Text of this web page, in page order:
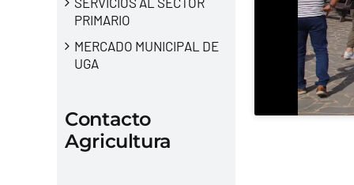
PRIMARIO
MERCADO MUNICIPAL DE
UGA
Contacto
Agricultura